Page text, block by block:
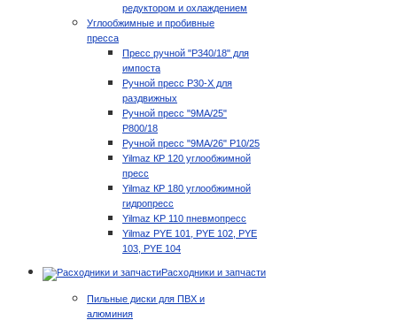
редуктором и охлаждением
Углообжимные и пробивные
пресса
Пресс ручной "P340/18" для
импоста
Ручной пресс P30-X для
раздвижных
Ручной пресс "9MA/25"
P800/18
Ручной пресс "9MA/26" P10/25
Yilmaz КР 120 углообжимной
пресс
Yilmaz КР 180 углообжимной
гидропресс
Yilmaz KP 110 пневмопресс
Yilmaz PYE 101, PYE 102, PYE
103, PYE 104
Расходники и запчасти
Пильные диски для ПВХ и
алюминия